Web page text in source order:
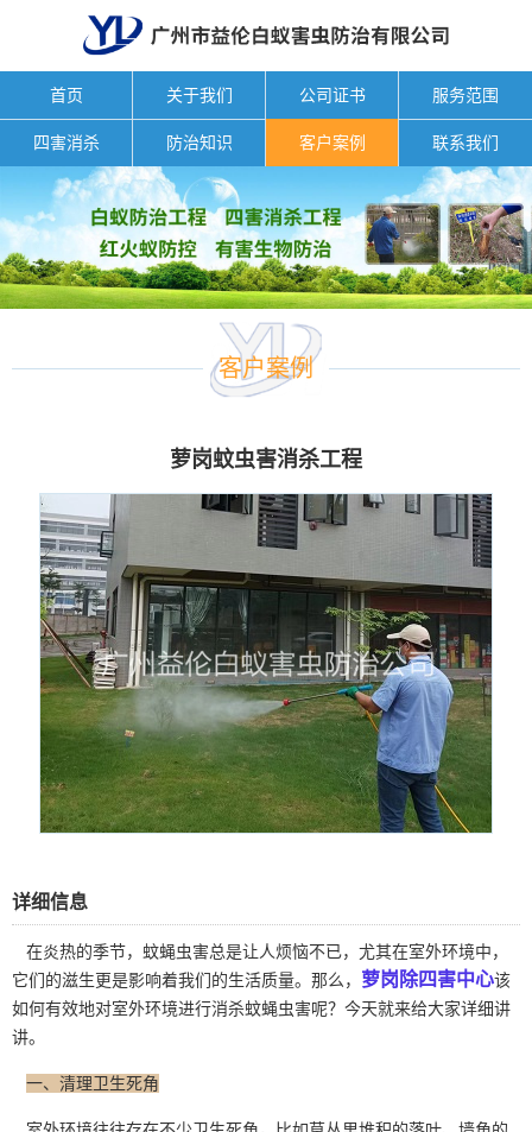
首页 关于我们 公司证书 服务范围
四害消杀 防治知识 客户案例 联系我们
客户案例
萝岗蚊虫害消杀工程
详细信息
在炎热的季节，蚊蝇虫害总是让人烦恼不已，尤其在室外环境中，
它们的滋生更是影响着我们的生活质量。那么， 萝岗除四害中心该
如何有效地对室外环境进行消杀蚊蝇虫害呢？今天就来给大家详细讲
讲。
一、清理卫生死角